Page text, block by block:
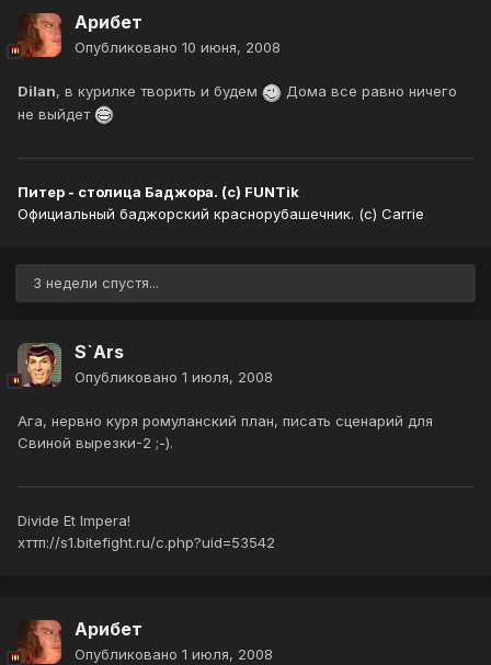
Арибет
Опубликовано 10 июня, 2008
Dilan, в курилке творить и будем
Дома все равно ничего
не выйдет
Питер - столица Баджора. (с) FUNTik
Официальный баджорский краснорубашечник. (с) Carrie
3 недели спустя...
S`Ars
Опубликовано 1 июля, 2008
Ага, нервно куря ромуланский план, писать сценарий для
Свиной вырезки-2 ;-).
Divide Et Impera!
хттп://s1.bitefight.ru/c.php?uid=53542
Арибет
Опубликовано 1 июля, 2008